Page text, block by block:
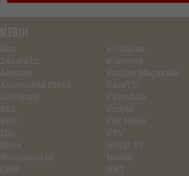
MEDIJI
Blin
24sata.hr
Alternet
Associated Press
Artforum
B92
BBC
Blic
Blinx
Bussiness.hr
CNN
e-! Online
e-novine
Empire Magazine
FaceTV
Filmofilia
Forbes
Fox News
FTV
Hayat TV
Health
HRT